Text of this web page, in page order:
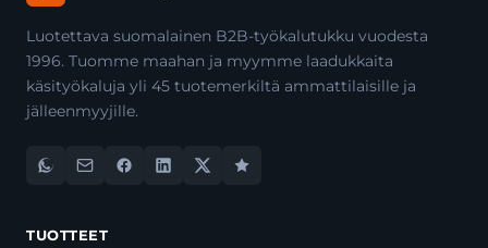
Luotettava suomalainen B2B-työkalutukku vuodesta
1996. Tuomme maahan ja myymme laadukkaita
käsityökaluja yli 45 tuotemerkiltä ammattilaisille ja
jälleenmyyjille.
TUOTTEET